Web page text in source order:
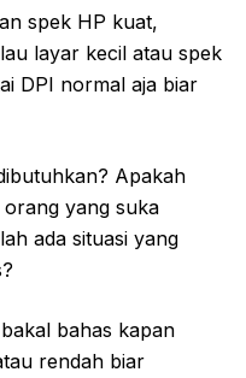
spek HP kuat,
layar kecil atau spek
DPI normal aja biar
Apakah
yang suka
ada situasi yang
bahas kapan
rendah biar